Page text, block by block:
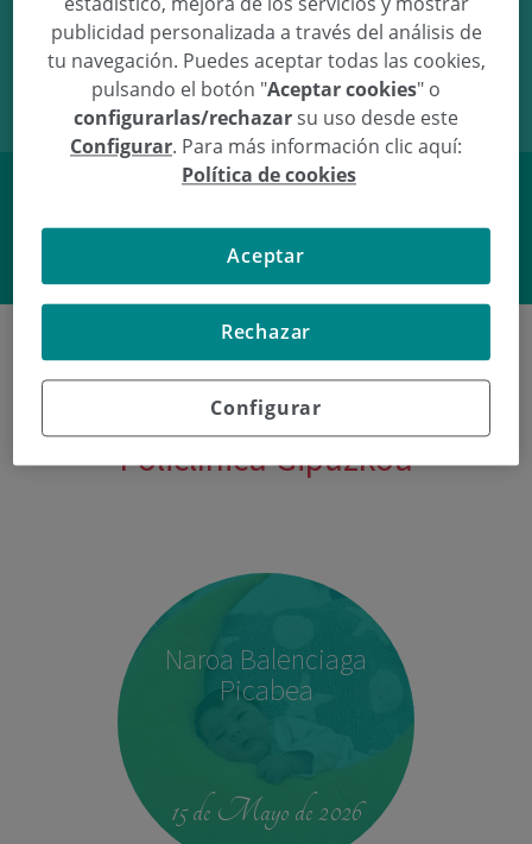
22/02/10 09:30 3.48Kg 50cm
Facebook Twitter
Últimos nacimientos en
Policlínica Gipuzkoa
Naroa Balenciaga
Picabea
15 de Mayo de 2026
publicidad personalizada a través del análisis de
tu navegación. Puedes aceptar todas las cookies,
pulsando el botón "Aceptar cookies" o
configurarlas/rechazarsu uso desde este
Configurar. Para más información clic aquí:
Política de cookies
Configurar
Rechazar
Aceptar